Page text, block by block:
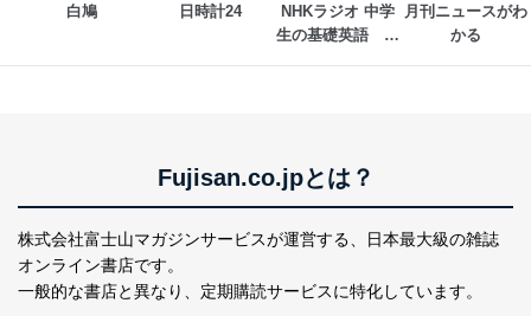
じて、個人情報保護マネジメントシステムを継続的に改
善し、常に最良の状態を維持します。
絡ください。
適切、かつ迅速に対応させていただきます。
株式会社富士山マガジンサービス 個人情報問い合わせ
係
TEL：0570-200-223
FAX：03-5459-7073
白鳩 日時計24
NHKラジオ 中学
生の基礎英語　レ
月刊ニュースがわ
かる
Fujisan.co.jpとは？
株式会社富士山マガジンサービスが運営する、
日本最大級の雑誌
オンライン書店です。
一般的な書店と異なり、 定期購読サービスに特化しています。